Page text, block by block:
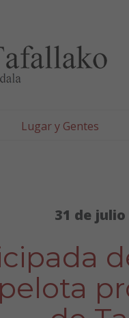
Lugar y Gentes
31 de julio